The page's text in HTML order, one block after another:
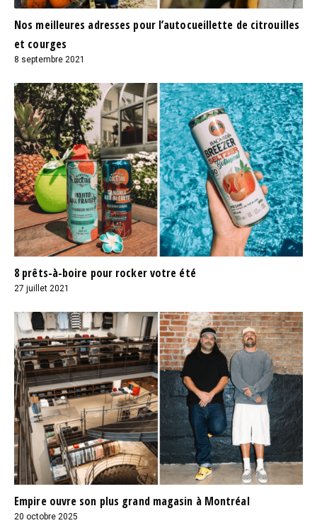
Nos meilleures adresses pour l’autocueillette de citrouilles
et courges
8 septembre 2021
8 prêts-à-boire pour rocker votre été
27 juillet 2021
Empire ouvre son plus grand magasin à Montréal
20 octobre 2025